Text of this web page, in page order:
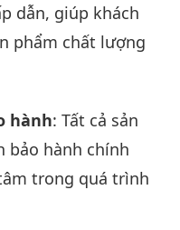
dẫn, giúp khách
phẩm chất lượng
hành: Tất cả sản
bảo hành chính
trong quá trình